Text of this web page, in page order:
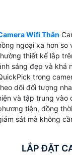
thân hay
trên đường hoặc
vị chắc chắn
thân.
Wifi Thân
ngoại xa hơn so
thiết kế lắp
sáng đẹp và khả
trong
dõi đối tượng
và tập trung vào
tiện, đồng
sát mà không
LẮP ĐẶT